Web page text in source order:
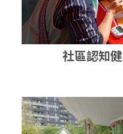
社區認知